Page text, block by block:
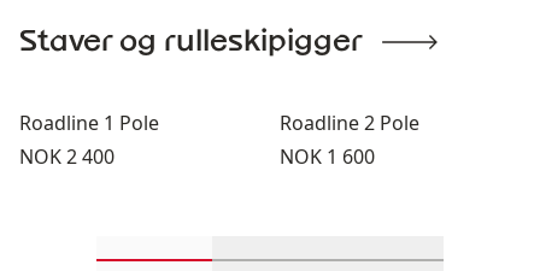
Staver og rulleskipigger
Roadline 1 Pole
Pris:
NOK 2 400
Roadline 2 Pole
Pris:
NOK 1 600